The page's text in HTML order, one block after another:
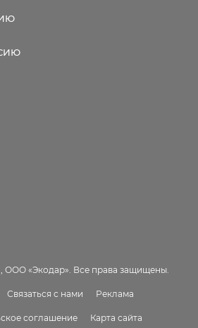
ООО «Экодар». Все права защищены.
Связаться с нами Реклама
соглашение Карта сайта